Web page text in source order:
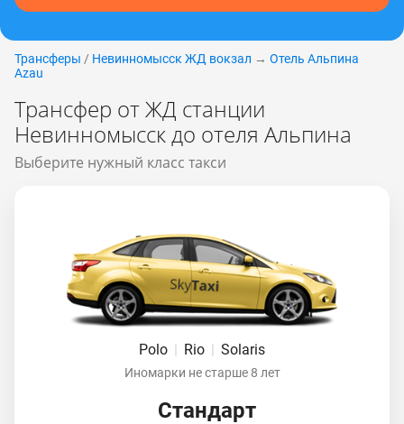
Трансферы / Невинномысск ЖД вокзал → Отель Альпина
Аzаu
Трансфер от ЖД станции
Невинномысск до отеля Альпина
Выберите нужный класс такси
Polo | Rio | Solaris
Иномарки не старше 8 лет
Стандарт